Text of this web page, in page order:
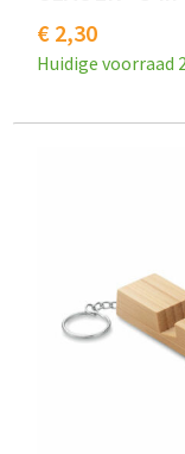
€ 2,30
Huidige voorraad